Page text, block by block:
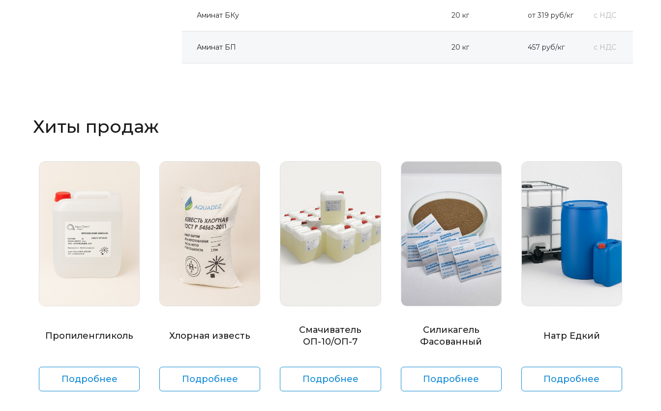
Аминат БКу 20 кг от 319 руб/кг с НДС
Аминат БП 20 кг 457 руб/кг с НДС
Хиты продаж
Пропиленгликоль
Подробнее
Хлорная известь
Подробнее
Смачиватель
ОП-10/ОП-7
Подробнее
Силикагель
Фасованный
Подробнее
Натр Едкий
Подробнее